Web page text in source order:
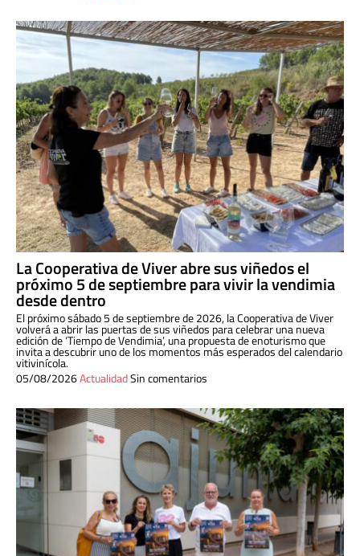
La Cooperativa de Viver abre sus viñedos el
próximo 5 de septiembre para vivir la vendimia
desde dentro
El próximo sábado 5 de septiembre de 2026, la Cooperativa de Viver
volverá a abrir las puertas de sus viñedos para celebrar una nueva
edición de ‘Tiempo de Vendimia’, una propuesta de enoturismo que
invita a descubrir uno de los momentos más esperados del calendario
vitivinícola.
05/08/2026ActualidadSin comentarios